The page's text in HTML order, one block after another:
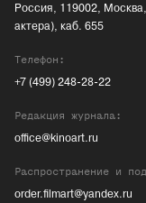
Россия, 119002,
актера), каб. 655
Телефон:
+7 (499) 248-28-22
Редакция журнала:
office@kinoart.ru
Распространение и
order.filmart@yandex.ru